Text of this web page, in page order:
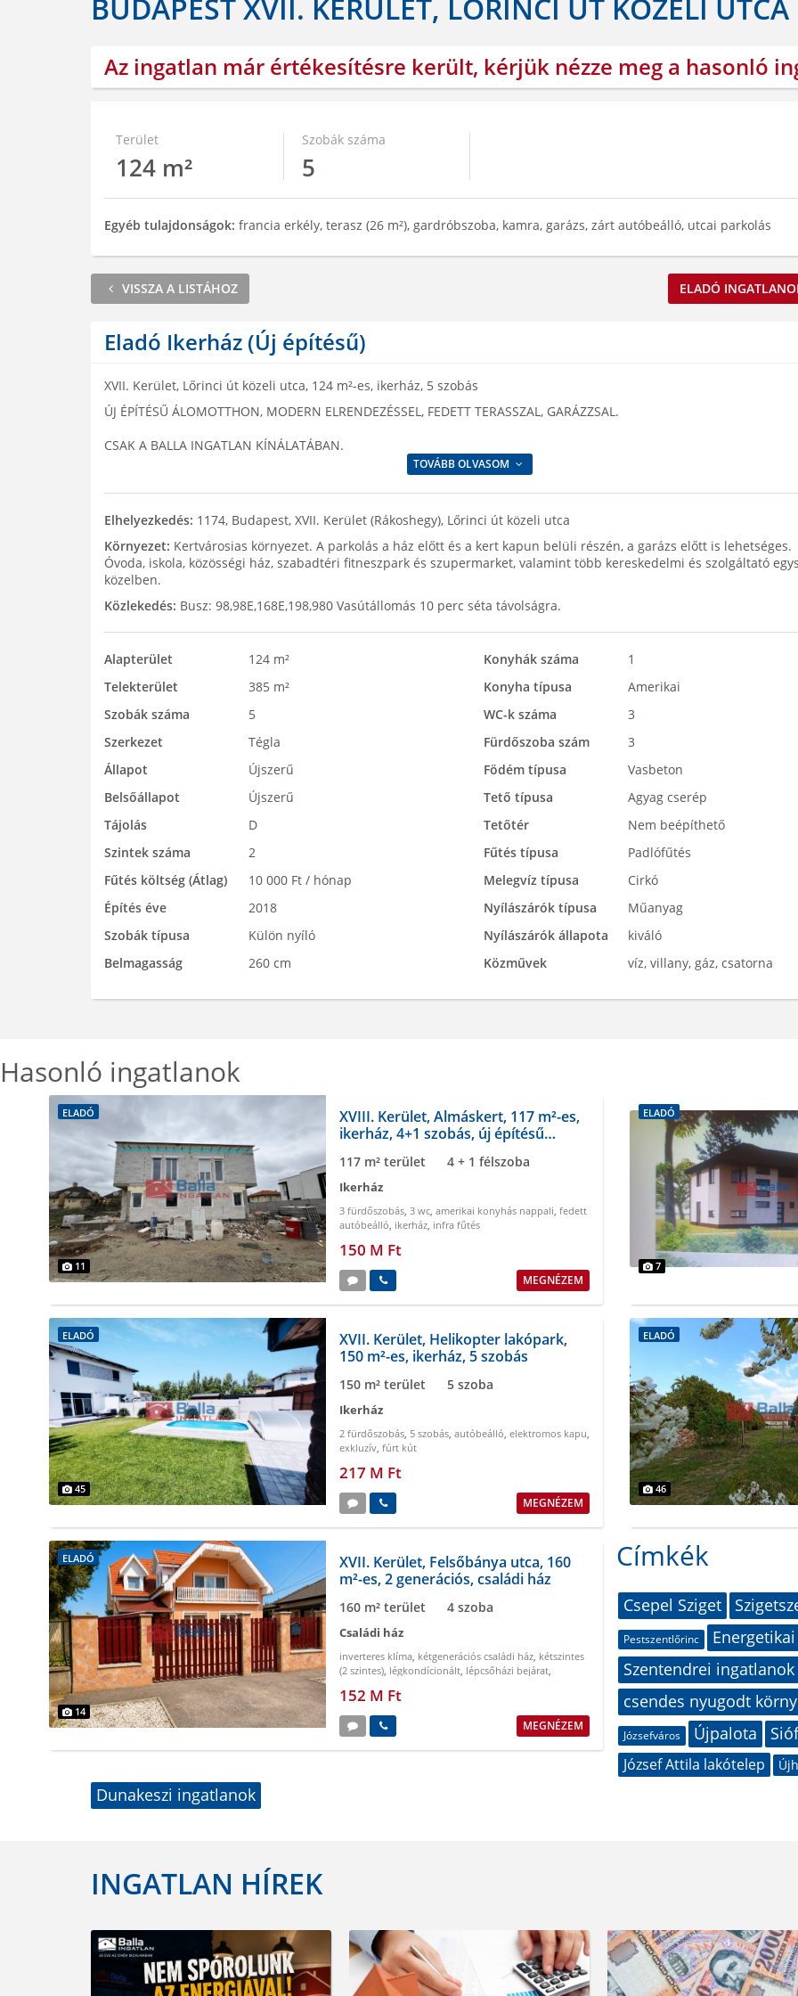
BUDAPEST XVII. KERÜLET, LŐRINCI ÚT KÖZELI UTCA
Az ingatlan már értékesítésre került, kérjük nézze meg a hasonló
Terület
124 m²
Szobák száma
5
Egyéb tulajdonságok: francia erkély, terasz (26 m²), gardróbszoba, kamra, garázs, zárt autóbeálló, utcai parkolás
VISSZA A LISTÁHOZ ELADÓ
Eladó Ikerház (Új építésű)
XVII. Kerület, Lőrinci út közeli utca, 124 m²-es, ikerház, 5 szobás
ÚJ ÉPÍTÉSŰ ÁLOMOTTHON, MODERN ELRENDEZÉSSEL, FEDETT TERASSZAL, GARÁZZSAL.
CSAK A BALLA INGATLAN KÍNÁLATÁBAN.
TOVÁBB OLVASOM
Elhelyezkedés: 1174, Budapest, XVII. Kerület (Rákoshegy), Lőrinci út közeli utca
Környezet: Kertvárosias környezet. A parkolás a ház előtt és a kert kapun belüli részén, a garázs előtt is lehetséges.
Óvoda, iskola, közösségi ház, szabadtéri fitneszpark és szupermarket, valamint több kereskedelmi és szolgáltató
közelben.
Közlekedés: Busz: 98,98E,168E,198,980 Vasútállomás 10 perc séta távolságra.
Alapterület
124 m²
Telekterület
385 m²
Szobák száma
5
Szerkezet
Tégla
Állapot
Újszerű
Belsőállapot
Újszerű
Tájolás
D
Szintek száma
2
Fűtés költség (Átlag)
10 000 Ft / hónap
Építés éve
2018
Szobák típusa
Külön nyíló
Belmagasság
260 cm
Konyhák száma
1
Konyha típusa
Amerikai
WC-k száma
3
Fürdőszoba szám
3
Födém típusa
Vasbeton
Tető típusa
Agyag cserép
Tetőtér
Nem beépíthető
Fűtés típusa
Padlófűtés
Melegvíz típusa
Cirkó
Nyílászárók típusa
Műanyag
Nyílászárók állapota
kiváló
Közművek
víz, villany, gáz, csatorna
Hasonló ingatlanok
ELADÓ
11
XVIII. Kerület, Almáskert, 117 m²-es,
ikerház, 4+1 szobás, új építésű
117 m² terület 4 + 1 félszoba
Ikerház
3 fürdőszobás, 3 wc, amerikai konyhás nappali, fedett
autóbeálló, ikerház, infra fűtés
150 M Ft
MEGNÉZEM
ELADÓ
7
ELADÓ
45
XVII. Kerület, Helikopter lakópark,
150 m²-es, ikerház, 5 szobás
150 m² terület 5 szoba
Ikerház
2 fürdőszobás, 5 szobás, autóbeálló, elektromos kapu,
exkluzív, fúrt kút
217 M Ft
MEGNÉZEM
ELADÓ
46
ELADÓ
14
XVII. Kerület, Felsőbánya utca, 160
m²-es, 2 generációs, családi ház
160 m² terület 4 szoba
Családi ház
inverteres klíma, kétgenerációs családi ház, kétszintes
(2 szintes), légkondícionált, lépcsőházi bejárat,
152 M Ft
MEGNÉZEM
Címkék
Csepel Sziget
Pestszentlőrinc
Szentendrei ingatlanok
csendes nyugodt
Józsefváros Újpalota
József Attila lakótelep
Dunakeszi ingatlanok
INGATLAN HÍREK